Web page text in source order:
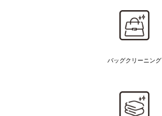
バッグクリーニング